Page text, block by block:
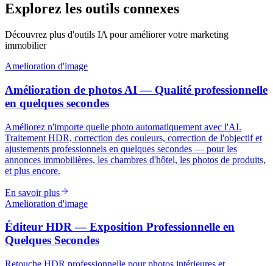
Explorez les outils connexes
Découvrez plus d'outils IA pour améliorer votre marketing
immobilier
Amelioration d'image
Amélioration de photos AI — Qualité professionnelle
en quelques secondes
Améliorez n'importe quelle photo automatiquement avec l'AI.
Traitement HDR, correction des couleurs, correction de l'objectif et
ajustements professionnels en quelques secondes — pour les
annonces immobilières, les chambres d'hôtel, les photos de produits,
et plus encore.
En savoir plus
Amelioration d'image
Éditeur HDR — Exposition Professionnelle en
Quelques Secondes
Retouche HDR professionnelle pour photos intérieures et